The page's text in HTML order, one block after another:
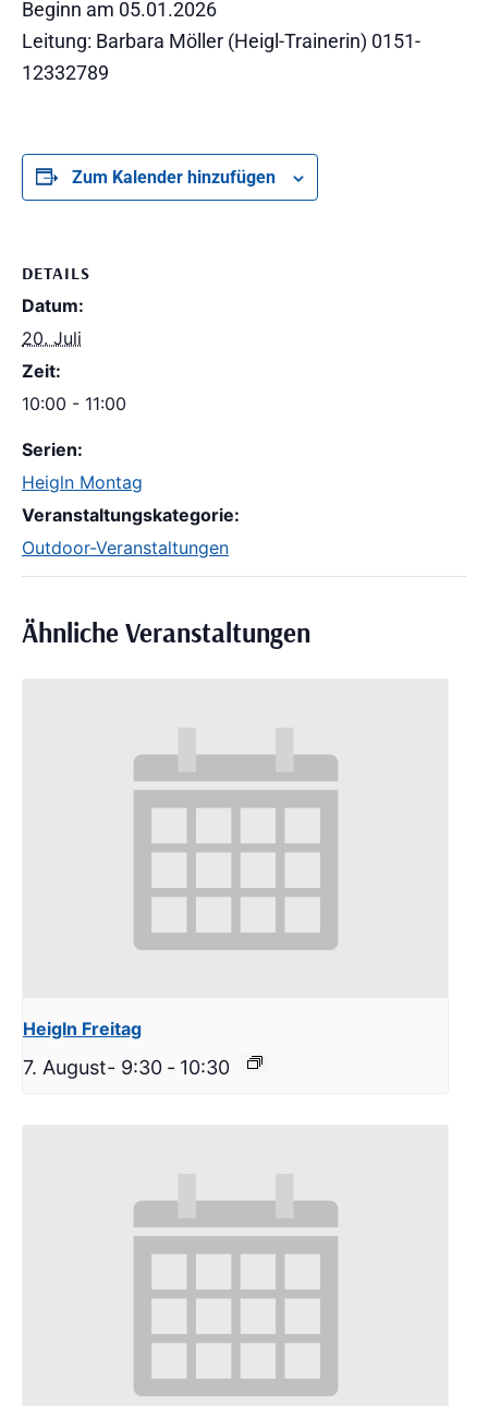
Beginn am 05.01.2026
Leitung: Barbara Möller (Heigl-Trainerin) 0151-
12332789
Zum Kalender hinzufügen
DETAILS
Datum:
20. Juli
Zeit:
10:00 - 11:00
Serien:
Heigln Montag
Veranstaltungskategorie:
Outdoor-Veranstaltungen
Ähnliche Veranstaltungen
Heigln Freitag
7. August- 9:30 - 10:30